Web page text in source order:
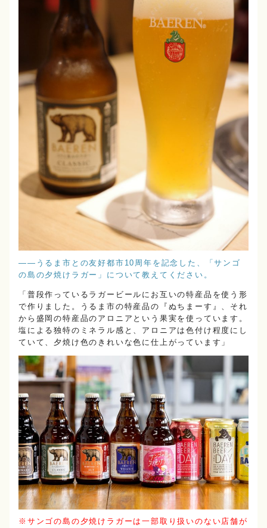
――うるま市との友好都市10周年を記念した、「サンゴ
の島の夕焼けラガー」について教えてください。
「普段作っているラガービールにお互いの特産品を使う形
で作りました。うるま市の特産品の『ぬちまーす』、それ
から盛岡の特産品のアロニアという果実を使っています。
塩による独特のミネラル感と、アロニアは色付け程度にし
ていて、夕焼け色のきれいな色に仕上がっています」
※サンゴの島の夕焼けラガーは一部取り扱いのない店舗が